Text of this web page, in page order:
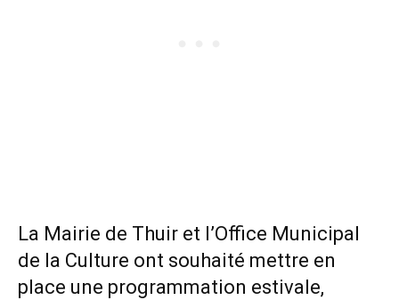
La Mairie de Thuir et l’Office Municipal
de la Culture ont souhaité mettre en
place une programmation estivale,